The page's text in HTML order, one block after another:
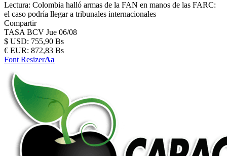
Lectura: Colombia halló armas de la FAN en manos de las FARC:
el caso podría llegar a tribunales internacionales
Compartir
TASA BCV Jue 06/08
$ USD: 755,90 Bs
€ EUR: 872,83 Bs
Font ResizerAa